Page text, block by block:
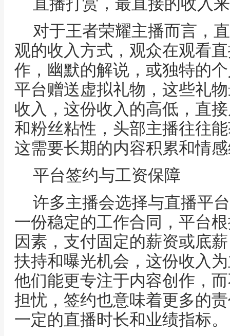
对于王者荣耀主播而言，
观的收入方式，观众在观看
作，幽默的解说，或独特的
平台赠送虚拟礼物，这些礼
收入，这份收入的高低，直
和粉丝粘性，头部主播往往
这需要长期的内容积累和情
平台签约与工资保障
许多主播会选择与直播平
一份稳定的工作合同，平台
因素，支付固定的薪资或底
扶持和曝光机会，这份收入
他们能更专注于内容创作，
担忧，签约也意味着更多的
一定的直播时长和业绩指标。